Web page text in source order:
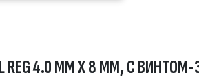
REG 4.0 ММ X 8 ММ, С